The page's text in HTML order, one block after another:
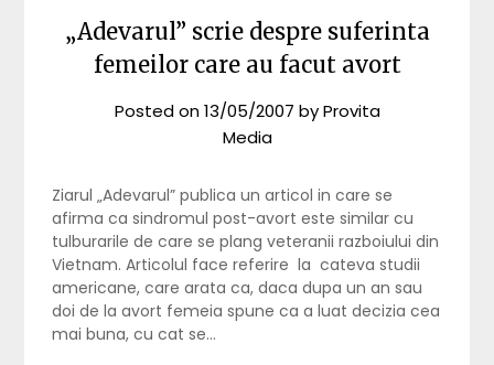
„Adevarul” scrie despre suferinta
femeilor care au facut avort
Posted on13/05/2007 byProvita
Media
Ziarul „Adevarul” publica un articol in care se
afirma ca sindromul post-avort este similar cu
tulburarile de care se plang veteranii razboiului din
Vietnam. Articolul face referire la cateva studii
americane, care arata ca, daca dupa un an sau
doi de la avort femeia spune ca a luat decizia cea
mai buna, cu cat se…